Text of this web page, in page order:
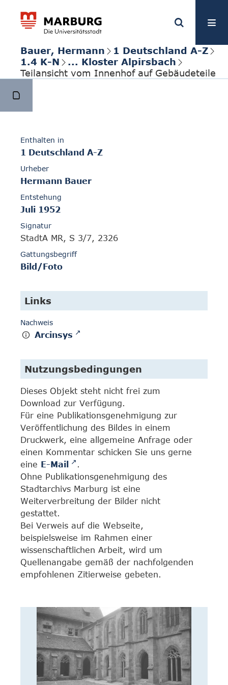
Bauer, Hermann
1 Deutschland A-Z
1.4 K-N
... Kloster Alpirsbach
Teilansicht vom Innenhof auf Gebäudeteile
Enthalten in
1 Deutschland A-Z
Urheber
Hermann Bauer
Entstehung
Juli 1952
Signatur
StadtA MR, S 3/7, 2326
Gattungsbegriff
Bild/Foto
Links
Nachweis
Arcinsys
Nutzungsbedingungen
Dieses Objekt steht nicht frei zum
Download zur Verfügung.
Für eine Publikationsgenehmigung zur
Veröffentlichung des Bildes in einem
Druckwerk, eine allgemeine Anfrage oder
einen Kommentar schicken Sie uns gerne
eine E-Mail
.
Ohne Publikationsgenehmigung des
Stadtarchivs Marburg ist eine
Weiterverbreitung der Bilder nicht
gestattet.
Bei Verweis auf die Webseite,
beispielsweise im Rahmen einer
wissenschaftlichen Arbeit, wird um
Quellenangabe gemäß der nachfolgenden
empfohlenen Zitierweise gebeten.